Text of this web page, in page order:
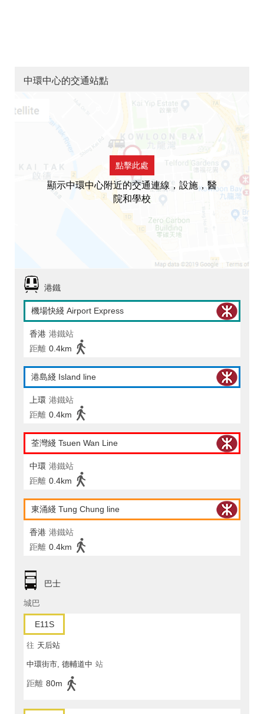
中環中心的交通站點
點擊此處
顯示中環中心附近的交通連線，設施，醫
院和學校
港鐵
機場快綫 Airport Express
香港 港鐵站
距離 0.4km
港島綫 Island line
上環 港鐵站
距離 0.4km
荃灣綫 Tsuen Wan Line
中環 港鐵站
距離 0.4km
東涌綫 Tung Chung line
香港 港鐵站
距離 0.4km
巴士
城巴
E11S
往 天后站
中環街市, 德輔道中 站
距離 80m